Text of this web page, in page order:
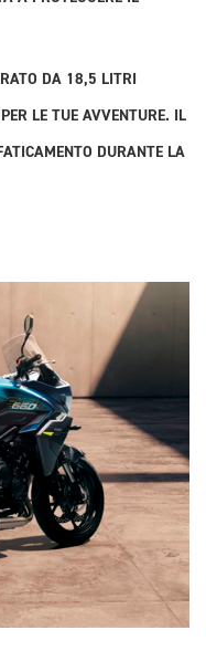
DA 18,5 LITRI
LE TUE AVVENTURE. IL
DURANTE LA